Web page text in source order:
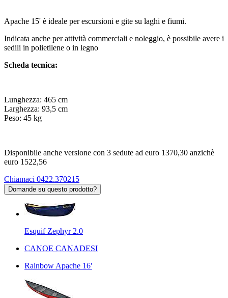
Apache 15' è ideale per escursioni e gite su laghi e fiumi.
Indicata anche per attività commerciali e noleggio, è possibile avere i
sedili in polietilene o in legno
Scheda tecnica:
Lunghezza: 465 cm
Larghezza: 93,5 cm
Peso: 45 kg
Disponibile anche versione con 3 sedute ad euro 1370,30 anzichè
euro 1522,56
Chiamaci 0422.370215
Domande su questo prodotto?
Esquif Zephyr 2.0
CANOE CANADESI
Rainbow Apache 16'